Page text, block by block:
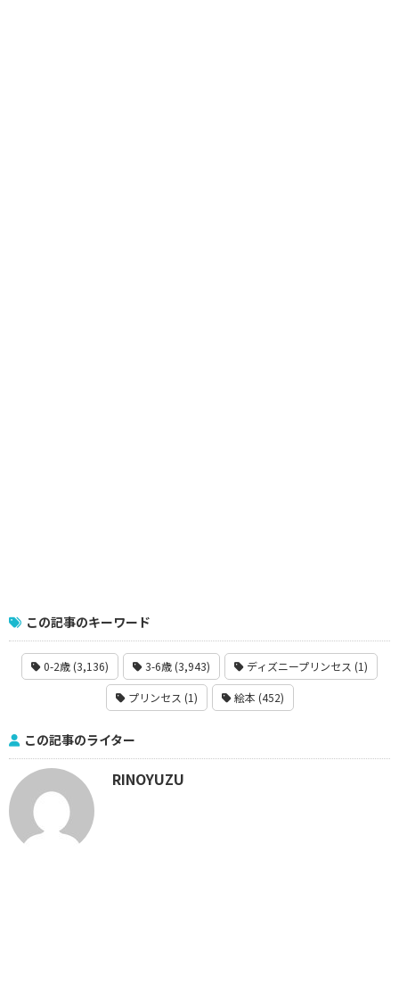
この記事のキーワード
0-2歳 (3,136) 3-6歳 (3,943) ディズニープリンセス (1)
プリンセス (1) 絵本 (452)
この記事のライター
RINOYUZU